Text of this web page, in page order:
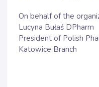
On behalf of the
Lucyna Bułaś DPharm
President of Polish
Katowice Branch